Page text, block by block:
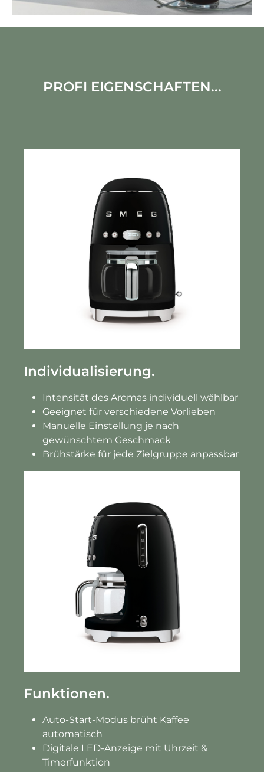
PROFI EIGENSCHAFTEN...
Individualisierung.
Intensität des Aromas individuell wählbar
Geeignet für verschiedene Vorlieben
Manuelle Einstellung je nach
gewünschtem Geschmack
Brühstärke für jede Zielgruppe anpassbar
Funktionen.
Auto-Start-Modus brüht Kaffee
automatisch
Digitale LED-Anzeige mit Uhrzeit &
Timerfunktion